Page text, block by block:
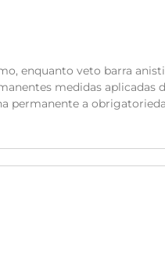
enquanto veto barra
medidas aplicadas
permanente a